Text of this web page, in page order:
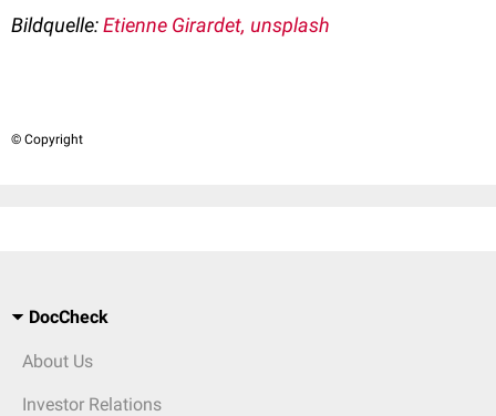
Bildquelle:Etienne Girardet, unsplash
© Copyright
DocCheck
About Us
Investor Relations